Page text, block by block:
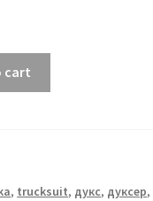
ден.
cart
, trucksuit, дукс, дуксер,